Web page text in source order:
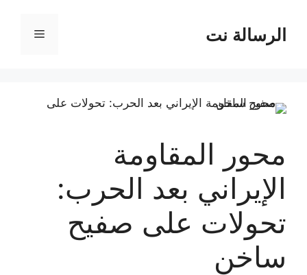
المحتوىالرسالة نت القائمة
محور المقاومة
الإيراني بعد الحرب:
تحولات على صفيح
ساخن